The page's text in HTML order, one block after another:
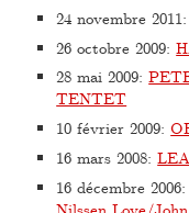
24 novembre 2011
26 octobre 2009:
28 mai 2009:
TENTET
10 février 2009:
16 mars 2008:
16 décembre 2006